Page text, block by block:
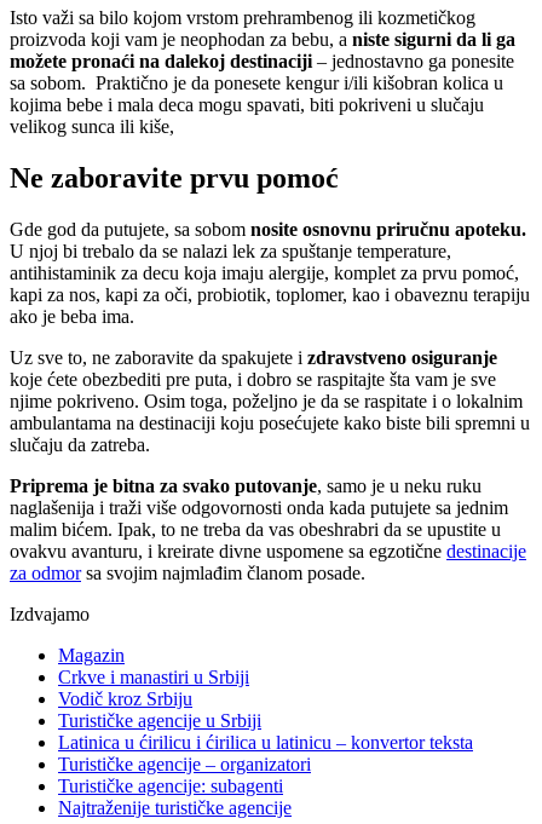
Isto važi sa bilo kojom vrstom prehrambenog ili kozmetičkog
proizvoda koji vam je neophodan za bebu, a niste sigurni da li ga
možete pronaći na dalekoj destinaciji – jednostavno ga ponesite
sa sobom. Praktično je da ponesete kengur i/ili kišobran kolica u
kojima bebe i mala deca mogu spavati, biti pokriveni u slučaju
velikog sunca ili kiše,
Ne zaboravite prvu pomoć
Gde god da putujete, sa sobom nosite osnovnu priručnu apoteku.
U njoj bi trebalo da se nalazi lek za spuštanje temperature,
antihistaminik za decu koja imaju alergije, komplet za prvu pomoć,
kapi za nos, kapi za oči, probiotik, toplomer, kao i obaveznu terapiju
ako je beba ima.
Uz sve to, ne zaboravite da spakujete i zdravstveno osiguranje
koje ćete obezbediti pre puta, i dobro se raspitajte šta vam je sve
njime pokriveno. Osim toga, poželjno je da se raspitate i o lokalnim
ambulantama na destinaciji koju posećujete kako biste bili spremni u
slučaju da zatreba.
Priprema je bitna za svako putovanje, samo je u neku ruku
naglašenija i traži više odgovornosti onda kada putujete sa jednim
malim bićem. Ipak, to ne treba da vas obeshrabri da se upustite u
ovakvu avanturu, i kreirate divne uspomene sa egzotične destinacije
za odmorsa svojim najmlađim članom posade.
Izdvajamo
Magazin
Crkve i manastiri u Srbiji
Vodič kroz Srbiju
Turističke agencije u Srbiji
Latinica u ćirilicu i ćirilica u latinicu – konvertor teksta
Turističke agencije – organizatori
Turističke agencije: subagenti
Najtraženije turističke agencije